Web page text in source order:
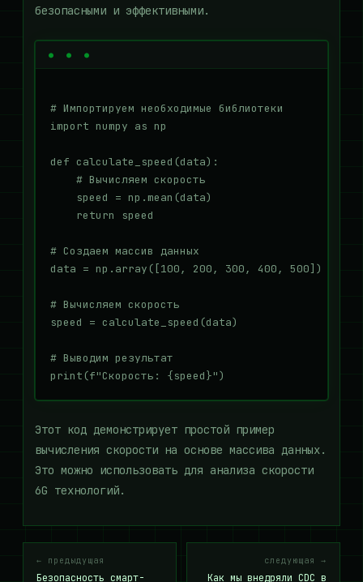
безопасными и эффективными.
# Импортируем необходимые библиотеки
import numpy as np
def calculate_speed(data):
    # Вычисляем скорость
    speed = np.mean(data)
    return speed
# Создаем массив данных
data = np.array([100, 200, 300, 400, 500])
# Вычисляем скорость
speed = calculate_speed(data)
# Выводим результат
Этот код демонстрирует простой пример
вычисления скорости на основе массива данных.
Это можно использовать для анализа скорости
6G технологий.
← предыдущая
Безопасность смарт-
следующая →
Как мы внедряли CDC в